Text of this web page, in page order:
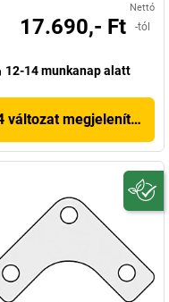
Nettó
17.690,- Ft -tól
12-14 munkanap alatt
változat megjelenítése